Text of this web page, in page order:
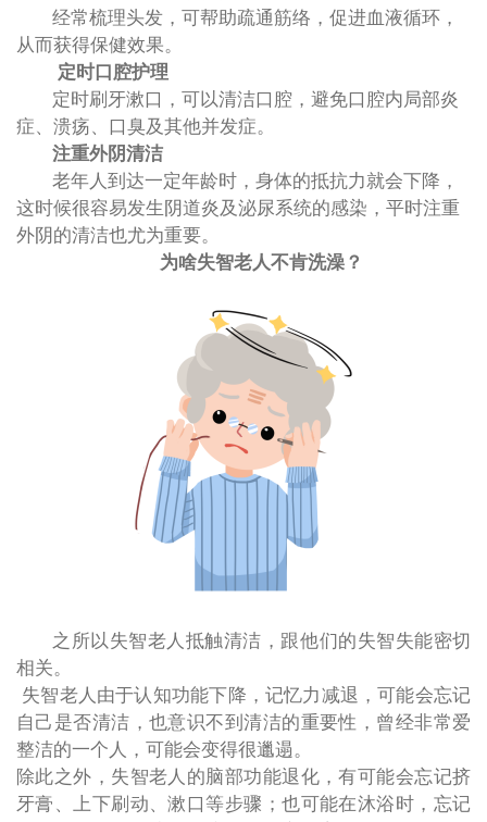
经常梳理头发，可帮助疏通筋络，促进血液循环，
从而获得保健效果。
定时口腔护理
定时刷牙漱口，可以清洁口腔，避免口腔内局部炎
症、溃疡、口臭及其他并发症。
注重外阴清洁
老年人到达一定年龄时，身体的抵抗力就会下降，
这时候很容易发生阴道炎及泌尿系统的感染，平时注重
外阴的清洁也尤为重要。
为啥失智老人不肯洗澡？
之所以失智老人抵触清洁，跟他们的失智失能密切
相关。
失智老人由于认知功能下降，记忆力减退，可能会忘记
自己是否清洁，也意识不到清洁的重要性 ，曾经非常爱
整洁的一个人，可能会变得很邋遢。
除此之外，失智老人的脑部功能退化，有可能会忘记挤
牙膏、上下刷动、漱口等步骤；也可能在沐浴时，忘记